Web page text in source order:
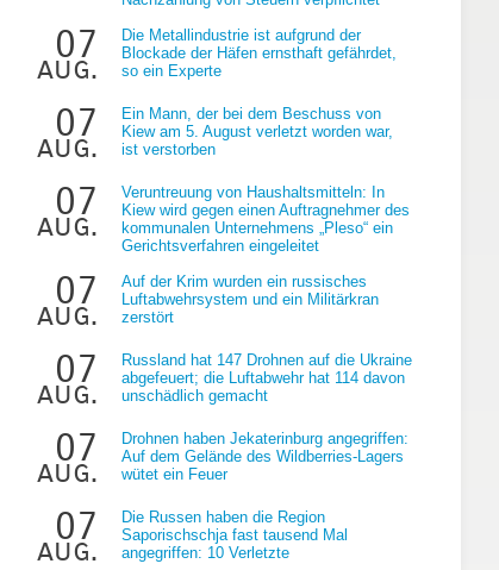
07
aug.
Die Metallindustrie ist aufgrund der
Blockade der Häfen ernsthaft gefährdet,
so ein Experte
07
aug.
Ein Mann, der bei dem Beschuss von
Kiew am 5. August verletzt worden war,
ist verstorben
07
aug.
Veruntreuung von Haushaltsmitteln: In
Kiew wird gegen einen Auftragnehmer des
kommunalen Unternehmens „Pleso“ ein
Gerichtsverfahren eingeleitet
07
aug.
Auf der Krim wurden ein russisches
Luftabwehrsystem und ein Militärkran
zerstört
07
aug.
Russland hat 147 Drohnen auf die Ukraine
abgefeuert; die Luftabwehr hat 114 davon
unschädlich gemacht
07
aug.
Drohnen haben Jekaterinburg angegriffen:
Auf dem Gelände des Wildberries-Lagers
wütet ein Feuer
07
aug.
Die Russen haben die Region
Saporischschja fast tausend Mal
angegriffen: 10 Verletzte